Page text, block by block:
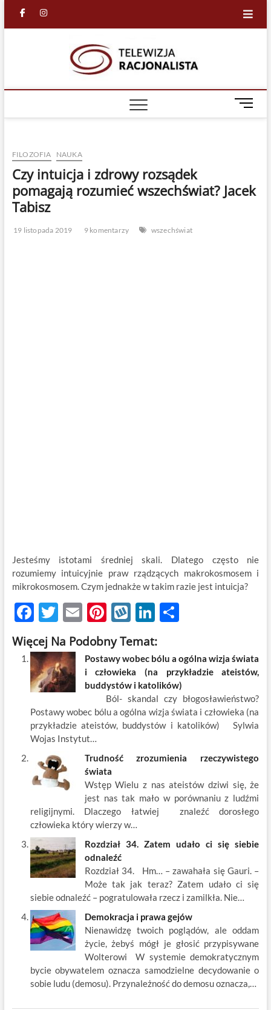
facebook
in
M
e
t
FILOZOFIA NAUKA
Czy intuicja i zdrowy rozsądek
pomagają rozumieć wszechświat? Jacek
Tabisz
19 listopada 2019 9 komentarzy wszechświat
Jesteśmy istotami średniej skali. Dlatego często nie
rozumiemy intuicyjnie praw rządzących makrokosmosem i
mikrokosmosem. Czym jednakże w takim razie jest intuicja?
F
ac
e
b
o
o
k
T
w
itt
er
E
m
ail
Pi
nt
er
es
t
W
k
o
p
Li
k
e
dI
n
S
ar
e
Więcej Na Podobny Temat:
Postawy wobec bólu a ogólna wizja świata
i człowieka (na przykładzie ateistów,
buddystów i katolików)
Ból- skandal czy błogosławieństwo?
Postawy wobec bólu a ogólna wizja świata i człowieka (na
przykładzie ateistów, buddystów i katolików) Sylwia
Wojas Instytut…
Trudność zrozumienia rzeczywistego
świata
Wstęp Wielu z nas ateistów dziwi się, że
jest nas tak mało w porównaniu z ludźmi
religijnymi. Dlaczego łatwiej znaleźć dorosłego
człowieka który wierzy w…
Rozdział 34. Zatem udało ci się siebie
odnaleźć
Rozdział 34. Hm… – zawahała się Gauri. –
Może tak jak teraz? Zatem udało ci się
siebie odnaleźć – pogratulowała rzecz i zamilkła. Nie…
Demokracja i prawa gejów
Nienawidzę twoich poglądów, ale oddam
życie, żebyś mógł je głosić przypisywane
Wolterowi W systemie demokratycznym
bycie obywatelem oznacza samodzielne decydowanie o
sobie ludu (demosu). Przynależność do demosu oznacza,…